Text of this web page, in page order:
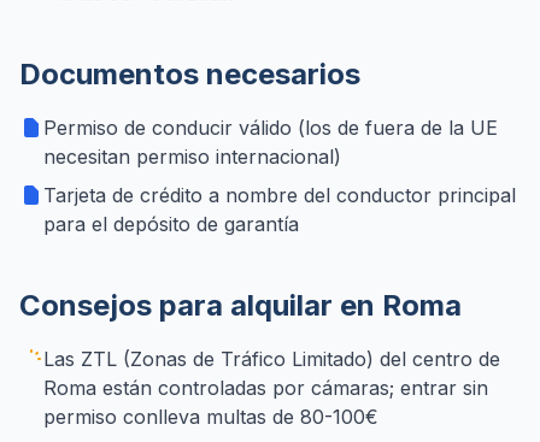
Documentos necesarios
Permiso de conducir válido (los de fuera de la UE
necesitan permiso internacional)
Tarjeta de crédito a nombre del conductor principal
para el depósito de garantía
Consejos para alquilar en Roma
Las ZTL (Zonas de Tráfico Limitado) del centro de
Roma están controladas por cámaras; entrar sin
permiso conlleva multas de 80-100€